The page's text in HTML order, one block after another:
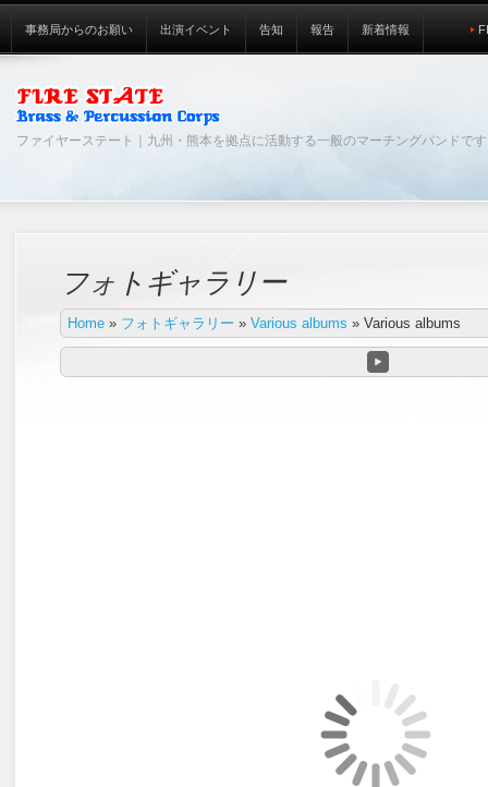
ファイヤーステート｜九州・熊本を拠点に活動する一般のマーチングバンドで
事務局からのお願い 出演イベント 告知 報告 新着情報
フォトギャラリー
Home » フォトギャラリー » Various albums » Various albums